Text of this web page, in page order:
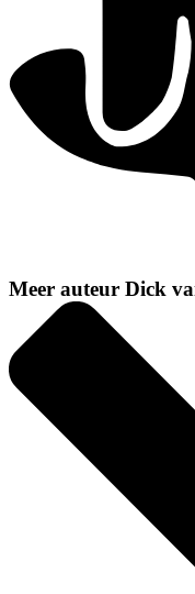
Meer auteur Dick